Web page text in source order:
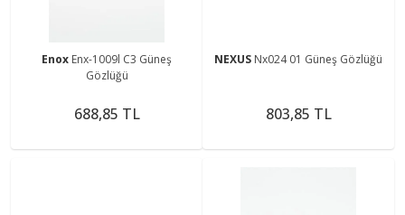
Enox Enx-1009l C3 Güneş
Gözlüğü
688,85 TL
NEXUS Nx024 01 Güneş Gözlüğü
803,85 TL